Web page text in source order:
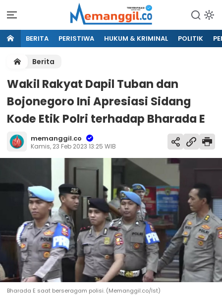
BERITA PERISTIWA HUKUM & KRIMINAL POLITIK
Berita
Wakil Rakyat Dapil Tuban dan
Bojonegoro Ini Apresiasi Sidang
Kode Etik Polri terhadap Bharada E
memanggil.co
Kamis, 23 Feb 2023 13:25 WIB
Bharada E saat berseragam polisi. (Memanggil.co/Ist)